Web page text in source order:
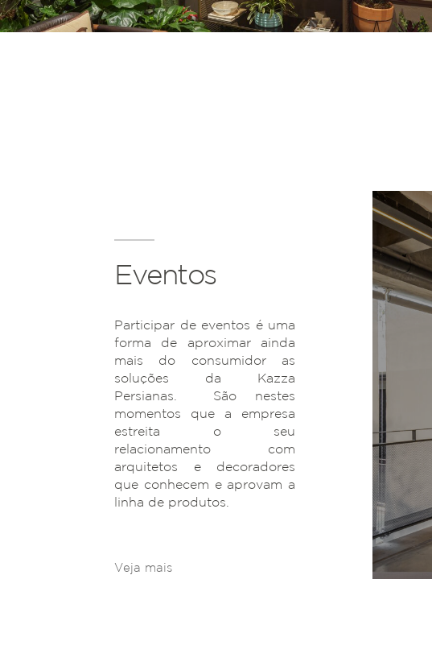
Eventos
Participar de eventos é uma
forma de aproximar ainda
mais do consumidor as
soluções da Kazza
Persianas. São nestes
momentos que a empresa
estreita o seu
relacionamento com
arquitetos e decoradores
que conhecem e aprovam a
linha de produtos.
Veja mais